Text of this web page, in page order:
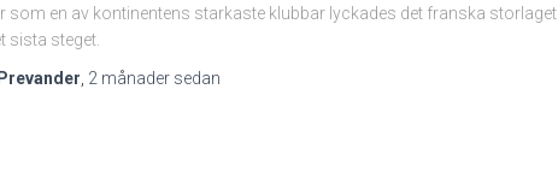
som en av kontinentens starkaste klubbar lyckades det franska storlaget
sista steget.
2 månadersedan